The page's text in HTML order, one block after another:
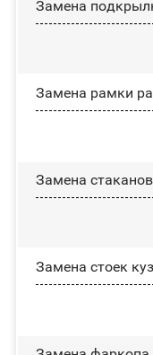
Замена
Замена рамки
Замена
Замена стоек